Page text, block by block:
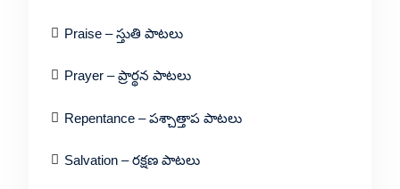
Praise – స్తుతి పాటలు
Prayer – ప్రార్థన పాటలు
Repentance – పశ్చాత్తాప పాటలు
Salvation – రక్షణ పాటలు